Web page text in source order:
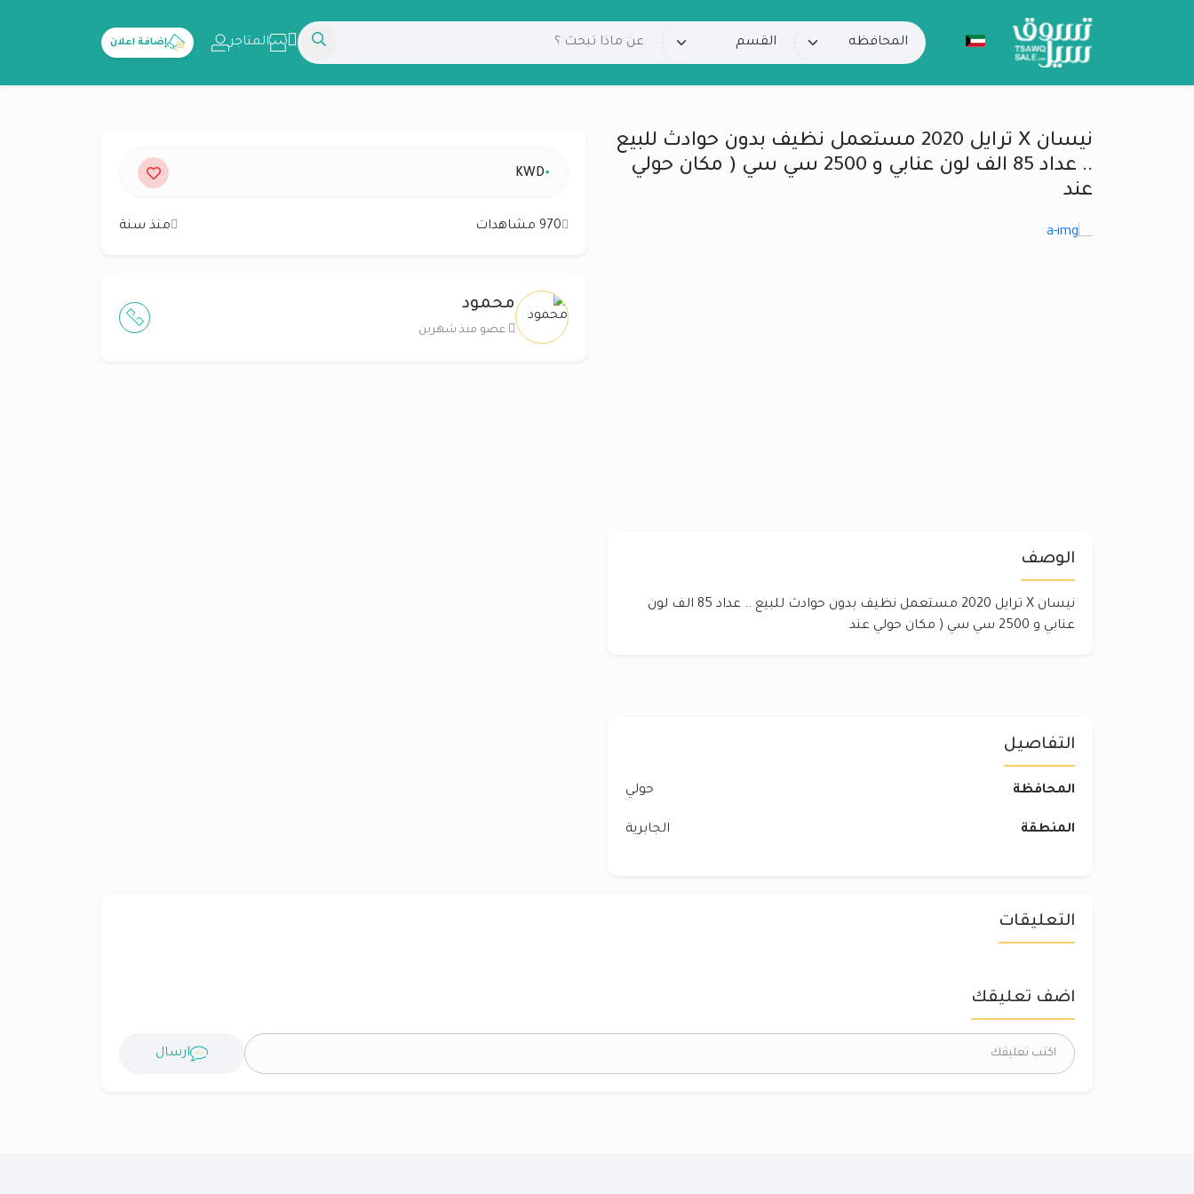
المتاجر إضافة اعلان
نيسان X ترايل 2020 مستعمل نظيف بدون حوادث للبيع
.. عداد 85 الف لون عنابي و 2500 سي سي ( مكان حولي
عند
الوصف
نيسان X ترايل 2020 مستعمل نظيف بدون حوادث للبيع .. عداد 85 الف لون
عنابي و 2500 سي سي ( مكان حولي عند
٠KWD
970 مشاهدات منذ سنة
محمود
عضو منذ شهرين
التفاصيل
المحافظة حولي
المنطقة الجابرية
التعليقات
اضف تعليقك
ارسال